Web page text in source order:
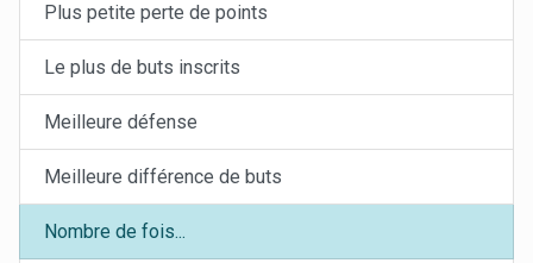
Plus petite perte de points
Le plus de buts inscrits
Meilleure défense
Meilleure différence de buts
Nombre de fois...